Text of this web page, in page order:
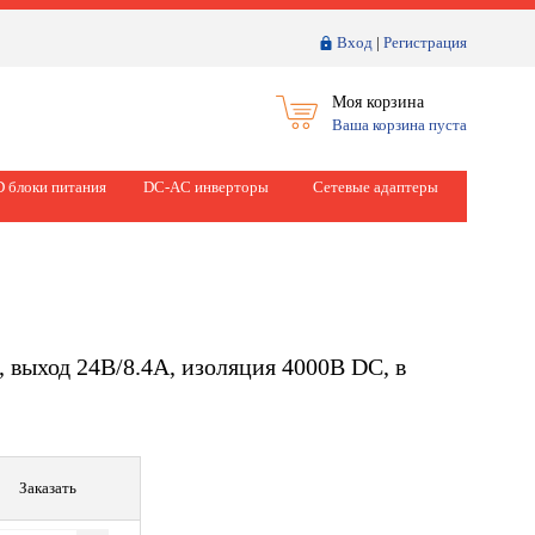
Вход | Регистрация
Моя корзина
Ваша корзина пуста
блоки питания DC-AC инверторы Сетевые адаптеры
24В/8.4А, изоляция 4000В DC, в
Заказать